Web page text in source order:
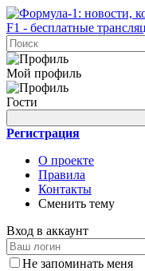
Мой профиль
Гости
Регистрация
О проекте
Правила
Контакты
Сменить тему
Вход в аккаунт
Не запоминать меня